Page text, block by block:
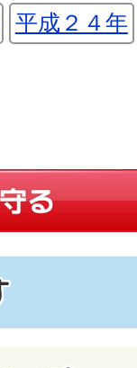
平成２４年